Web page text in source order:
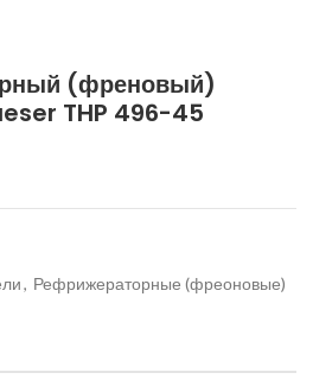
(френовый)
THP 496-45
, Рефрижераторные (фреоновые)